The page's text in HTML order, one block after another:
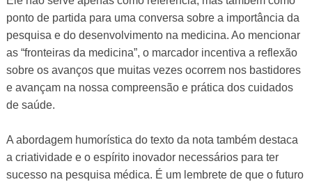
ponto de partida para uma conversa sobre a importância da
pesquisa e do desenvolvimento na medicina. Ao mencionar
as “fronteiras da medicina”, o marcador incentiva a reflexão
sobre os avanços que muitas vezes ocorrem nos bastidores
e avançam na nossa compreensão e prática dos cuidados
de saúde.
A abordagem humorística do texto da nota também destaca
a criatividade e o espírito inovador necessários para ter
sucesso na pesquisa médica. É um lembrete de que o futuro